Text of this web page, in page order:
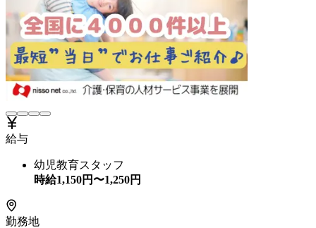
給与
幼児教育スタッフ
時給1,150円〜1,250円
勤務地